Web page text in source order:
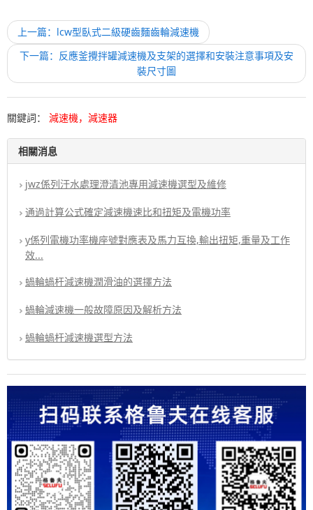
上一篇：lcw型臥式二級硬齒麵齒輪減速機
下一篇：反應釜攪拌罐減速機及支架的選擇和安裝注意事項及安
裝尺寸圖
關鍵詞： 減速機，減速器
相關消息
jwz係列汙水處理澄清池專用減速機選型及維修
通過計算公式確定減速機速比和扭矩及電機功率
y係列電機功率機座號對應表及馬力互換,輸出扭矩,重量及工作
效...
蝸輪蝸杆減速機潤滑油的選擇方法
蝸輪減速機一般故障原因及解析方法
蝸輪蝸杆減速機選型方法